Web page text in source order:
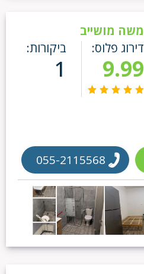
משה מושייב
דירוג פלוס:
9.99
ביקורות:
1
055-2115568